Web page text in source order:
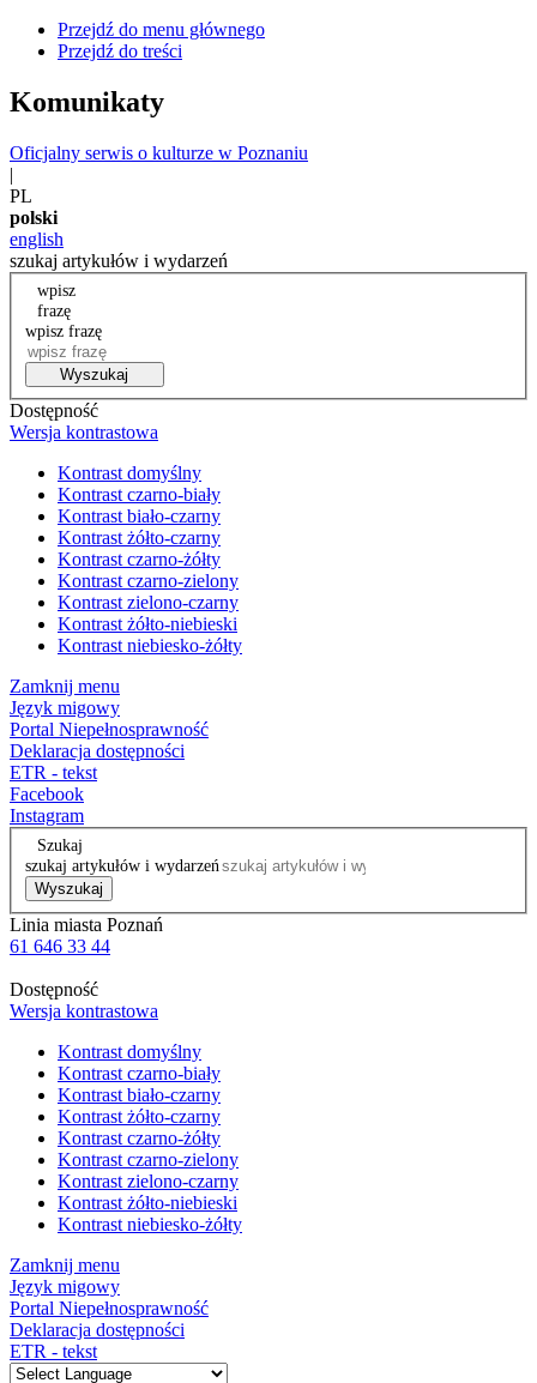
Przejdź do menu głównego
Przejdź do treści
Komunikaty
Oficjalny serwis o kulturze w Poznaniu
|
PL
polski
english
szukaj artykułów i wydarzeń
wpisz
frazę
wpisz frazę
Wyszukaj
Dostępność
Wersja kontrastowa
Kontrast domyślny
Kontrast czarno-biały
Kontrast biało-czarny
Kontrast żółto-czarny
Kontrast czarno-żółty
Kontrast czarno-zielony
Kontrast zielono-czarny
Kontrast żółto-niebieski
Kontrast niebiesko-żółty
Zamknij menu
Język migowy
Portal Niepełnosprawność
Deklaracja dostępności
ETR - tekst
Facebook
Instagram
Szukaj
szukaj artykułów i wydarzeń
Wyszukaj
Linia miasta Poznań
61 646 33 44
Dostępność
Wersja kontrastowa
Kontrast domyślny
Kontrast czarno-biały
Kontrast biało-czarny
Kontrast żółto-czarny
Kontrast czarno-żółty
Kontrast czarno-zielony
Kontrast zielono-czarny
Kontrast żółto-niebieski
Kontrast niebiesko-żółty
Zamknij menu
Język migowy
Portal Niepełnosprawność
Deklaracja dostępności
ETR - tekst